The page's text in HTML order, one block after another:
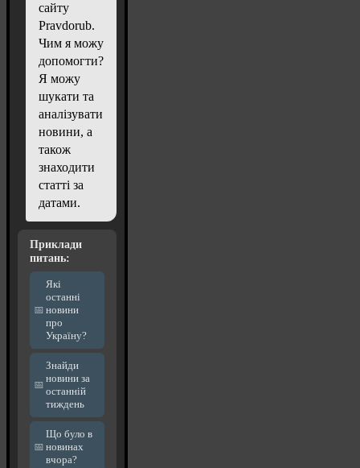
сайту
Pravdorub.
Чим я можу
допомогти?
Я можу
шукати та
аналізувати
новини, а
також
знаходити
статті за
датами.
Приклади
питань:
Які
останні
новини
про
Україну?
Знайди
новини за
останній
тиждень
Що було в
новинах
вчора?